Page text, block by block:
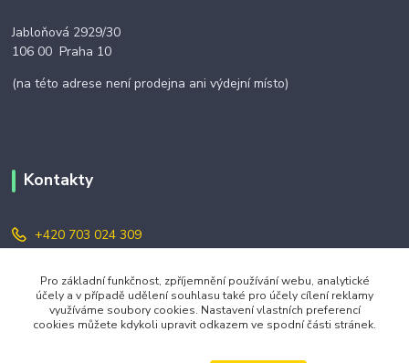
Jabloňová 2929/30
106 00 Praha 10
(na této adrese není prodejna ani výdejní místo)
Kontakty
+420 703 024 309
objednavky@zavazuj.cz
Pro základní funkčnost, zpříjemnění používání webu, analytické
účely a v případě udělení souhlasu také pro účely cílení reklamy
využíváme soubory cookies. Nastavení vlastních preferencí
cookies můžete kdykoli upravit odkazem ve spodní části stránek.